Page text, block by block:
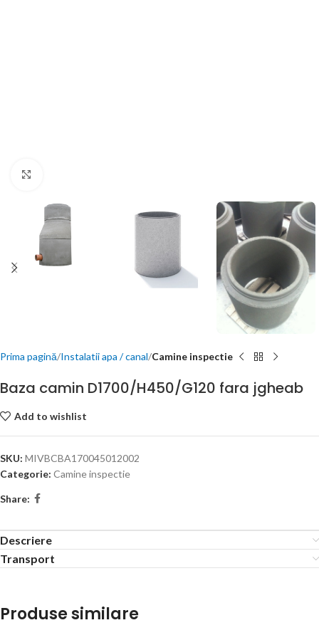
Prima pagină Instalatii apa / canal Camine inspectie
Baza camin D1700/H450/G120 fara jgheab
Add to wishlist
SKU: MIVBCBA170045012002
Categorie: Camine inspectie
Share:
Descriere
Transport
Produse similare